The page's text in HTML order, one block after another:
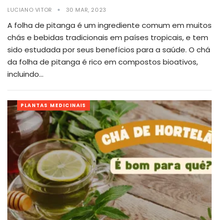
LUCIANO VITOR 30 MAR, 2023
A folha de pitanga é um ingrediente comum em muitos
chás e bebidas tradicionais em países tropicais, e tem
sido estudada por seus benefícios para a saúde. O chá
da folha de pitanga é rico em compostos bioativos,
incluindo…
PLANTAS MEDICINAIS